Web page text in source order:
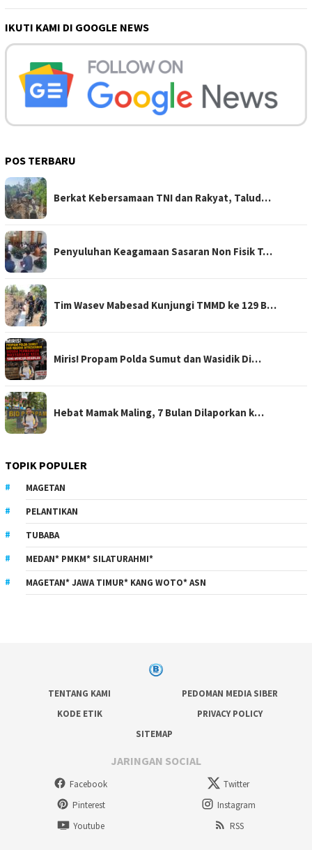
IKUTI KAMI DI GOOGLE NEWS
POS TERBARU
Berkat Kebersamaan TNI dan Rakyat, Talud…
Penyuluhan Keagamaan Sasaran Non Fisik T…
Tim Wasev Mabesad Kunjungi TMMD ke 129 B…
Miris! Propam Polda Sumut dan Wasidik Di…
Hebat Mamak Maling, 7 Bulan Dilaporkan k…
TOPIK POPULER
MAGETAN
PELANTIKAN
TUBABA
MEDAN* PMKM* SILATURAHMI*
MAGETAN* JAWA TIMUR* KANG WOTO* ASN
TENTANG KAMI
PEDOMAN MEDIA SIBER
KODE ETIK
PRIVACY POLICY
SITEMAP
JARINGAN SOCIAL
Facebook
Twitter
Pinterest
Instagram
Youtube
RSS